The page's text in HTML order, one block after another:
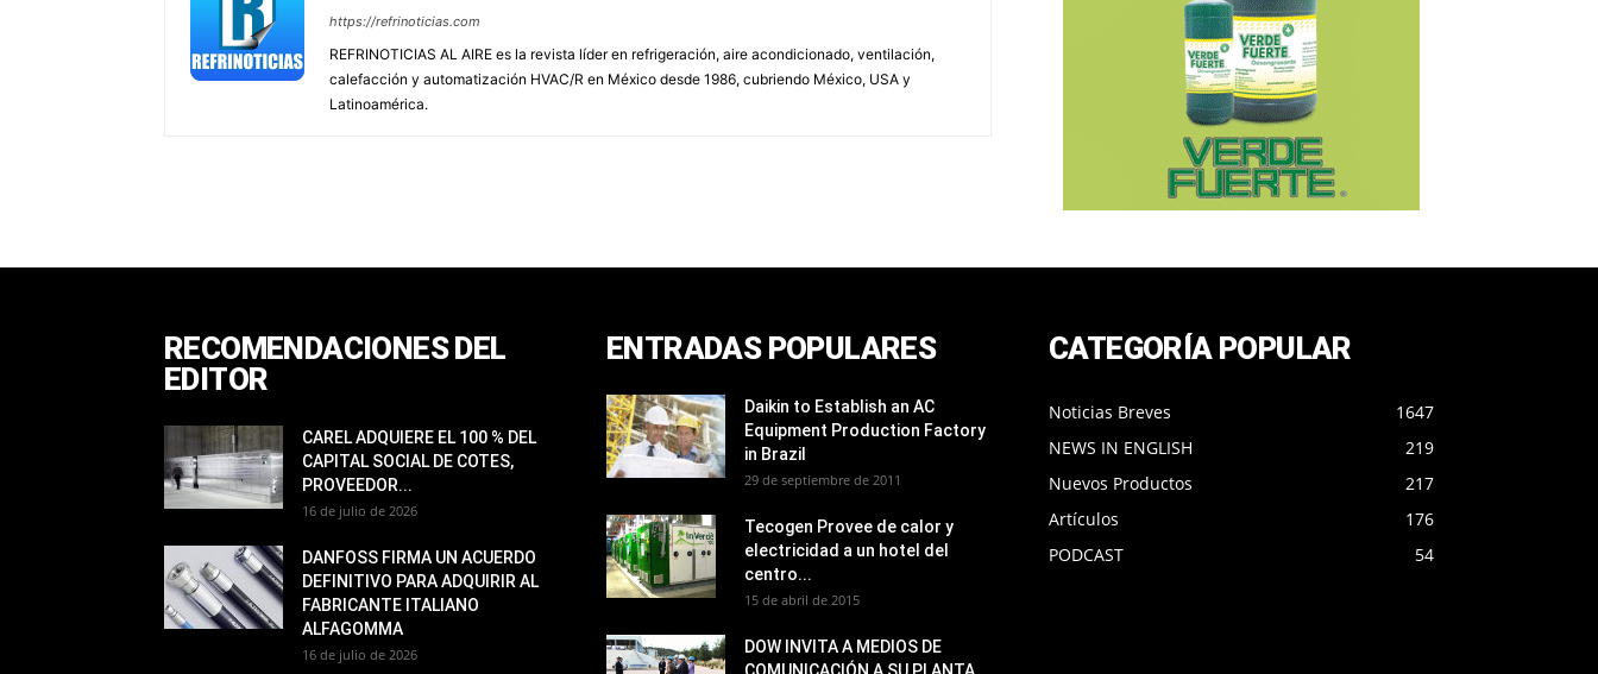
https://refrinoticias.com
REFRINOTICIAS AL AIRE es la revista líder en refrigeración, aire acondicionado, ventilación,
calefacción y automatización HVAC/R en México desde 1986, cubriendo México, USA y
Latinoamérica.
RECOMENDACIONES DEL
EDITOR
CAREL ADQUIERE EL 100 % DEL
CAPITAL SOCIAL DE COTES,
PROVEEDOR...
16 de julio de 2026
DANFOSS FIRMA UN ACUERDO
DEFINITIVO PARA ADQUIRIR AL
FABRICANTE ITALIANO
ALFAGOMMA
16 de julio de 2026
ENTRADAS POPULARES
Daikin to Establish an AC
Equipment Production Factory
in Brazil
29 de septiembre de 2011
Tecogen Provee de calor y
electricidad a un hotel del
centro...
15 de abril de 2015
DOW INVITA A MEDIOS DE
CATEGORÍA POPULAR
Noticias Breves
1647
NEWS IN ENGLISH
219
Nuevos Productos
217
Artículos
176
PODCAST
54